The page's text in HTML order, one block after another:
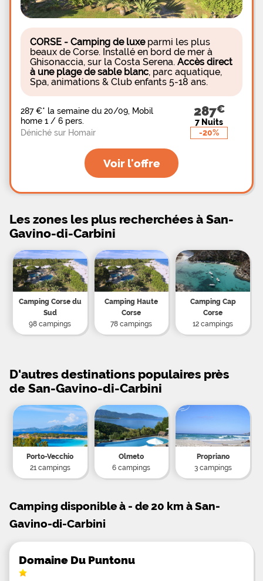
en haut des arbres. Le camping la Vetta propose à
ses vacanciers de séjourner sur des emplacements
situés en pleine nature avec rochers, chênes lièges,
arbousiers et lauriers. Ils sont bien ombragés et
sont équipés en électricité. Des hébergements tout
équipés sont disponibles à la location. Les
vacanciers pourront choisir parmi des mobil-
homes, chalets et villas.
CORSE - Camping de luxe parmi les plus
beaux de Corse. Installé en bord de mer à
Ghisonaccia, sur la Costa Serena. Accès direct
à une plage de sable blanc, parc aquatique,
Spa, animations & Club enfants 5-18 ans.
287 €* la semaine du 20/09, Mobil
home 1 / 6 pers.
Déniché sur Homair
287
7 Nuits
-20%
Voir l'offre
Les zones les plus recherchées à San-
Gavino-di-Carbini
Camping Corse du
Sud
98 campings
Camping Haute
Corse
78 campings
Camping Cap
Corse
12 campings
D'autres destinations populaires près
de San-Gavino-di-Carbini
Porto-Vecchio
21 campings
Olmeto
6 campings
Propriano
3 campings
Camping disponible à - de 20 km à San-
Gavino-di-Carbini
Domaine Du Puntonu